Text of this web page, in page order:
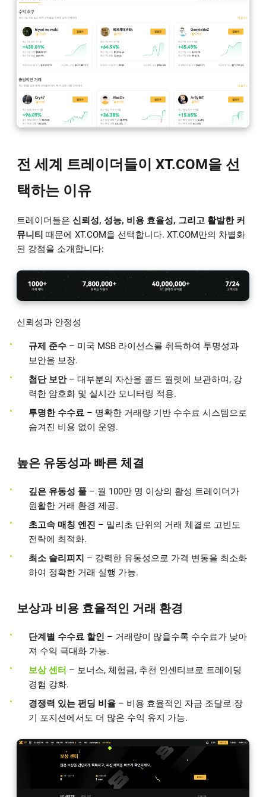
전 세계 트레이더들이 XT.COM을 선
택하는 이유
트레이더들은 신뢰성, 성능, 비용 효율성, 그리고 활발한 커
뮤니티 때문에 XT.COM을 선택합니다. XT.COM만의 차별화
된 강점을 소개합니다:
신뢰성과 안정성
규제 준수 – 미국 MSB 라이선스를 취득하여 투명성과
보안을 보장.
첨단 보안– 대부분의 자산을 콜드 월렛에 보관하며, 강
력한 암호화 및 실시간 모니터링 적용.
투명한 수수료 – 명확한 거래량 기반 수수료 시스템으로
숨겨진 비용 없이 운영.
높은 유동성과 빠른 체결
깊은 유동성 풀 – 월 100만 명 이상의 활성 트레이더가
원활한 거래 환경 제공.
초고속 매칭 엔진 – 밀리초 단위의 거래 체결로 고빈도
전략에 최적화.
최소 슬리피지 – 강력한 유동성으로 가격 변동을 최소화
하여 정확한 거래 실행 가능.
보상과 비용 효율적인 거래 환경
단계별 수수료 할인 – 거래량이 많을수록 수수료가 낮아
져 수익 극대화 가능.
보상 센터 – 보너스, 체험금, 추천 인센티브로 트레이딩
경험 강화.
경쟁력 있는 펀딩 비율 – 비용 효율적인 자금 조달로 장
기 포지션에서도 더 많은 수익 유지 가능.